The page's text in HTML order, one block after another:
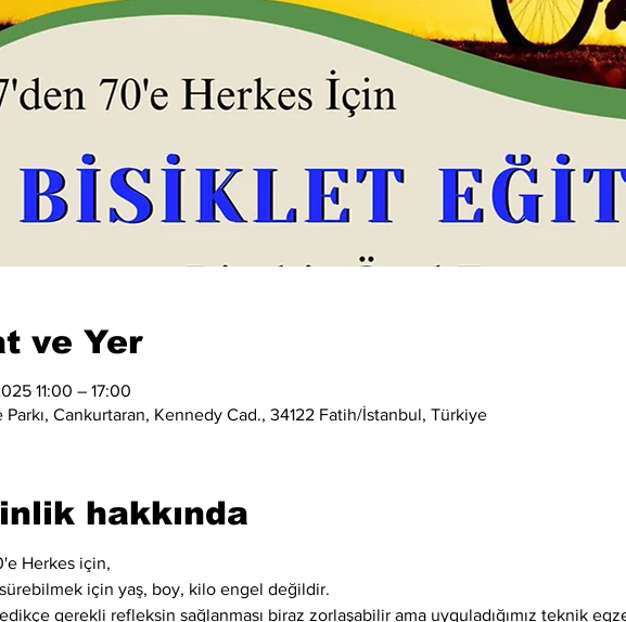
ve Yer
11:00 – 17:00
Parkı, Cankurtaran, Kennedy Cad., 34122 Fatih/İstanbul, Türkiye
hakkında
Herkes için,
için yaş, boy, kilo engel değildir.
gerekli refleksin sağlanması biraz zorlaşabilir ama uyguladığımız teknik